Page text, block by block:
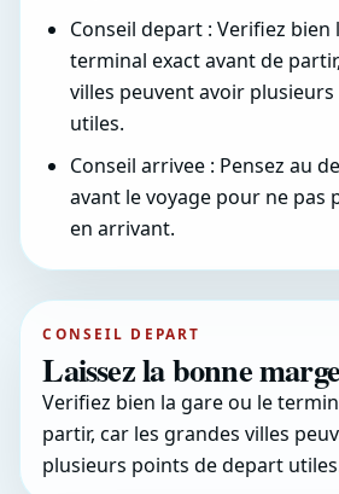
Conseil depart : Verifiez bien
terminal exact avant de
villes peuvent avoir
utiles.
Conseil arrivee : Pensez au
avant le voyage pour ne pas
en arrivant.
CONSEIL DEPART
Laissez la bonne
Verifiez bien la gare ou le
partir, car les grandes villes
plusieurs points de depart